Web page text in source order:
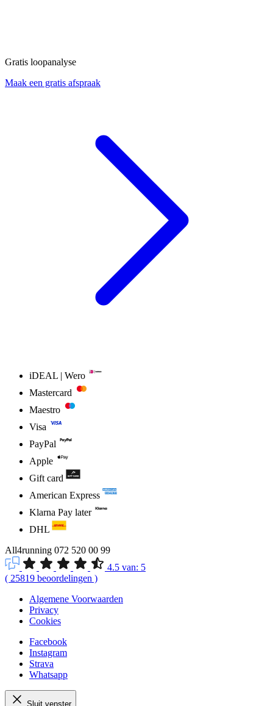
Gratis loopanalyse
Maak een gratis afspraak
iDEAL | Wero
Mastercard
Maestro
Visa
PayPal
Apple
Gift card
American Express
Klarna Pay later
DHL
All4running 072 520 00 99
4.5 van: 5
( 25819 beoordelingen )
Algemene Voorwaarden
Privacy
Cookies
Facebook
Instagram
Strava
Whatsapp
Sluit venster